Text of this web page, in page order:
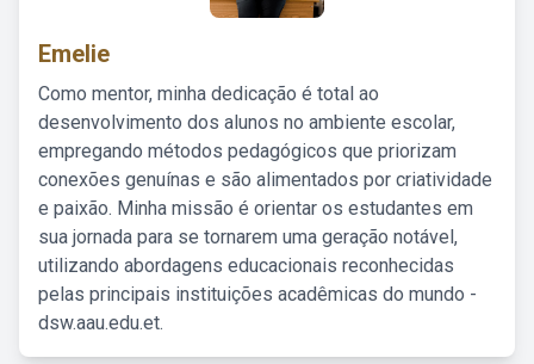
Emelie
Como mentor, minha dedicação é total ao
desenvolvimento dos alunos no ambiente escolar,
empregando métodos pedagógicos que priorizam
conexões genuínas e são alimentados por criatividade
e paixão. Minha missão é orientar os estudantes em
sua jornada para se tornarem uma geração notável,
utilizando abordagens educacionais reconhecidas
pelas principais instituições acadêmicas do mundo -
dsw.aau.edu.et.